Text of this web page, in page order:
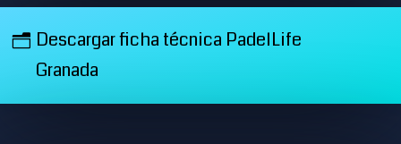
Descargar ficha técnica PadelLife
Granada